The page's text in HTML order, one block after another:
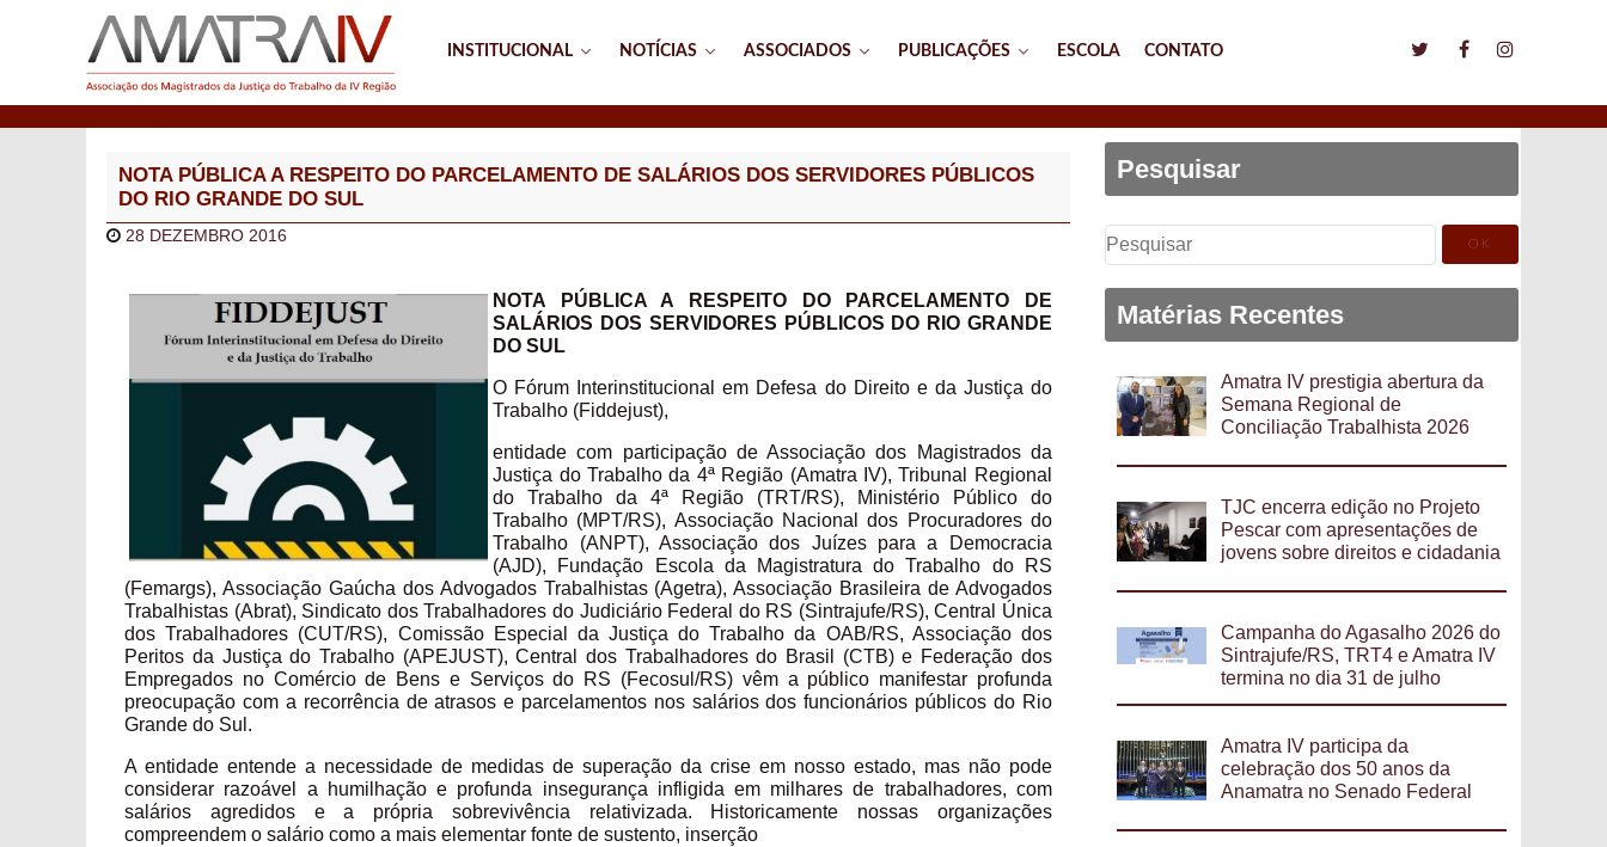
INSTITUCIONAL NOTÍCIAS ASSOCIADOS PUBLICAÇÕES ESCOLA CONTATO
NOTA PÚBLICA A RESPEITO DO PARCELAMENTO DE SALÁRIOS DOS SERVIDORES PÚBLICOS
DO RIO GRANDE DO SUL
28 DEZEMBRO 2016
NOTA PÚBLICA A RESPEITO DO PARCELAMENTO DE
SALÁRIOS DOS SERVIDORES PÚBLICOS DO RIO GRANDE
DO SUL
O Fórum Interinstitucional em Defesa do Direito e da Justiça do
Trabalho (Fiddejust),
entidade com participação de Associação dos Magistrados da
Justiça do Trabalho da 4ª Região (Amatra IV), Tribunal Regional
do Trabalho da 4ª Região (TRT/RS), Ministério Público do
Trabalho (MPT/RS), Associação Nacional dos Procuradores do
Trabalho (ANPT), Associação dos Juízes para a Democracia
(AJD), Fundação Escola da Magistratura do Trabalho do RS
(Femargs), Associação Gaúcha dos Advogados Trabalhistas (Agetra), Associação Brasileira de Advogados
Trabalhistas (Abrat), Sindicato dos Trabalhadores do Judiciário Federal do RS (Sintrajufe/RS), Central Única
dos Trabalhadores (CUT/RS), Comissão Especial da Justiça do Trabalho da OAB/RS, Associação dos
Peritos da Justiça do Trabalho (APEJUST), Central dos Trabalhadores do Brasil (CTB) e Federação dos
Empregados no Comércio de Bens e Serviços do RS (Fecosul/RS) vêm a público manifestar profunda
preocupação com a recorrência de atrasos e parcelamentos nos salários dos funcionários públicos do Rio
Grande do Sul.
A entidade entende a necessidade de medidas de superação da crise em nosso estado, mas não pode
considerar razoável a humilhação e profunda insegurança infligida em milhares de trabalhadores, com
salários agredidos e a própria sobrevivência relativizada. Historicamente nossas organizações
compreendem o salário como a mais elementar fonte de sustento, inserção
Pesquisar
Pesquisar
por:
Matérias Recentes
Amatra IV prestigia abertura da
Semana Regional de
Conciliação Trabalhista 2026
TJC encerra edição no Projeto
Pescar com apresentações de
jovens sobre direitos e cidadania
Campanha do Agasalho 2026 do
Sintrajufe/RS, TRT4 e Amatra IV
termina no dia 31 de julho
Amatra IV participa da
celebração dos 50 anos da
Anamatra no Senado Federal